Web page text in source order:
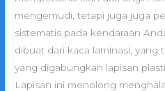
mengemudi, tetapi juga juga
sistematis pada kendaraan
dibuat dari kaca laminasi, yang
yang digabungkan lapisan
Lapisan ini menolong